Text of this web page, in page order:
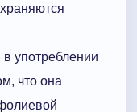
употреблении
что она